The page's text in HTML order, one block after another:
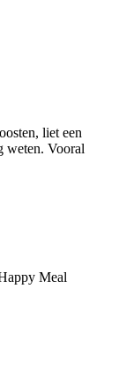
liet een
weten. Vooral
Meal